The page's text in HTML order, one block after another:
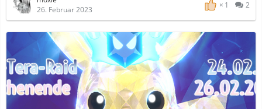
26. Februar 2023
1 2